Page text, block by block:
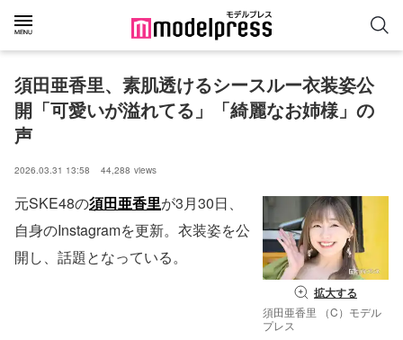
須田亜香里、素肌透けるシースルー衣装姿公
開「可愛いが溢れてる」「綺麗なお姉様」の
声
2026.03.31 13:58 44,288 views
拡大する
須田亜香里 （C）モデル
プレス
元SKE48の須田亜香里が3月30日、
自身のInstagramを更新。衣装姿を公
開し、話題となっている。